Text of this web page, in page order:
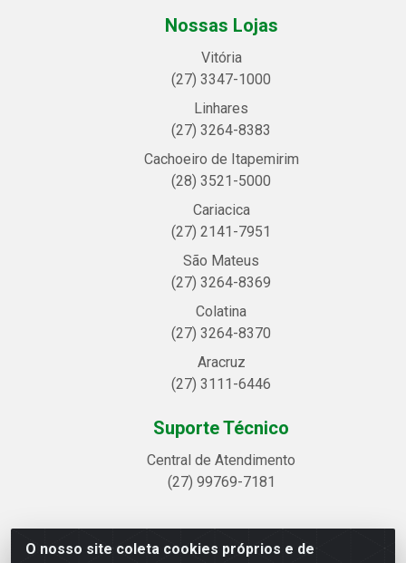
O nosso site coleta cookies próprios e de
Nossas Lojas
Vitória
(27) 3347-1000
Linhares
(27) 3264-8383
Cachoeiro de Itapemirim
(28) 3521-5000
Cariacica
(27) 2141-7951
São Mateus
(27) 3264-8369
Colatina
(27) 3264-8370
Aracruz
(27) 3111-6446
Suporte Técnico
Central de Atendimento
(27) 99769-7181